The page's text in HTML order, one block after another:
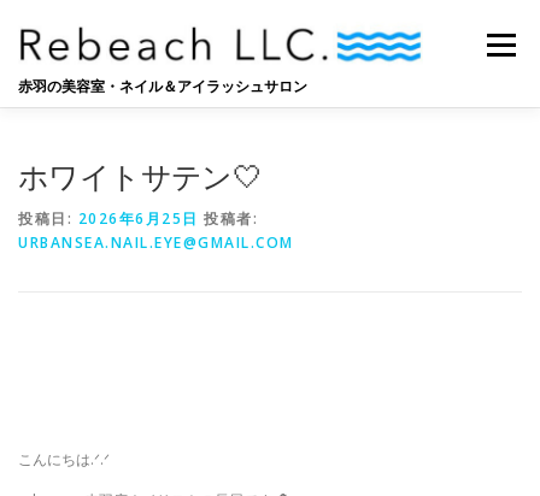
ツ
赤羽の美容室・ネイル＆アイラッシュサロン
メニュー
ホワイトサテン‎🤍
投稿日: 2026年6月25日 投稿者:
URBANSEA.NAIL.EYE@GMAIL.COM
こんにちは‪.ᐟ‪.ᐟ